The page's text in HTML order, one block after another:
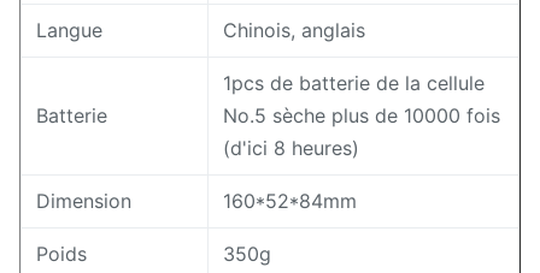
Langue Chinois, anglais
Batterie
1pcs de batterie de la cellule
No.5 sèche plus de 10000 fois
(d'ici 8 heures)
Dimension 160*52*84mm
Poids 350g